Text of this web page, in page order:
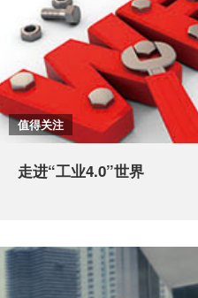
值得关注
走进“工业4.0”世界